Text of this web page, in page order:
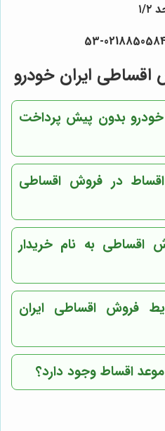
۱/۲
ایران خودرو
خودرو بدون پیش پرداخت
در فروش اقساطی
اقساطی به نام خریدار
فروش اقساطی ایران
موعد اقساط وجود دارد؟